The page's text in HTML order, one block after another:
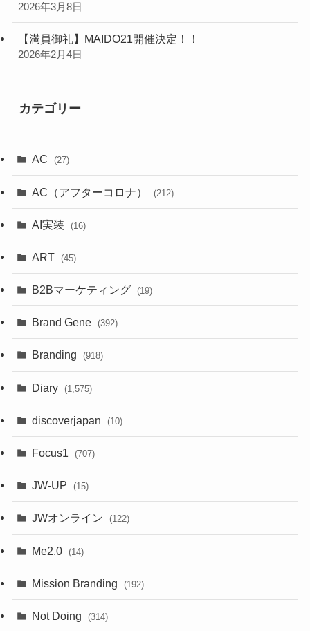
2026年3月8日
【満員御礼】MAIDO21開催決定！！
2026年2月4日
カテゴリー
AC (27)
AC（アフターコロナ） (212)
AI実装 (16)
ART (45)
B2Bマーケティング (19)
Brand Gene (392)
Branding (918)
Diary (1,575)
discoverjapan (10)
Focus1 (707)
JW-UP (15)
JWオンライン (122)
Me2.0 (14)
Mission Branding (192)
Not Doing (314)